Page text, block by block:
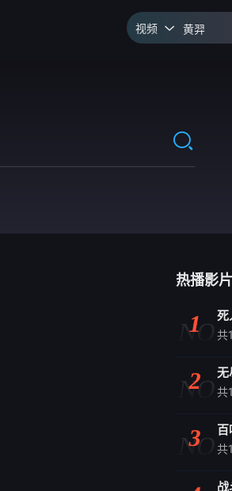
视频 
热播影片
NO
1 死
共
NO
2 无
共
NO
3 百
共